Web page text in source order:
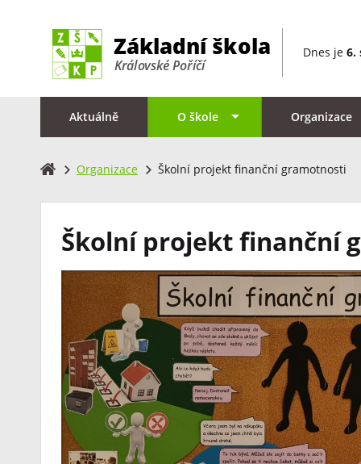
Dnes je 6.
Aktuálně O škole Organizace
Organizace Školní projekt finanční gramotnosti
Školní projekt finanční